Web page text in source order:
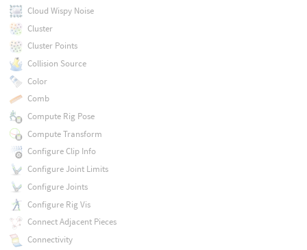
Cloud Wispy Noise
Cluster
Cluster Points
Collision Source
Color
Comb
Compute Rig Pose
Compute Transform
Configure Clip Info
Configure Joint Limits
Configure Joints
Configure Rig Vis
Connect Adjacent Pieces
Connectivity